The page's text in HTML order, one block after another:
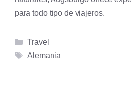
para todo tipo de viajeros.
Categorías
Travel
Etiquetas
Alemania